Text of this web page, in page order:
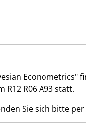
Econometrics"
R12 R06 A93 statt.
Sie sich bitte per